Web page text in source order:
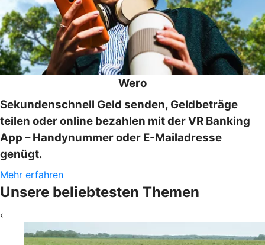
Wero
Sekundenschnell Geld senden, Geldbeträge
teilen oder online bezahlen mit der VR Banking
App – Handynummer oder E-Mailadresse
genügt.
Mehr erfahren
Unsere beliebtesten Themen
‹